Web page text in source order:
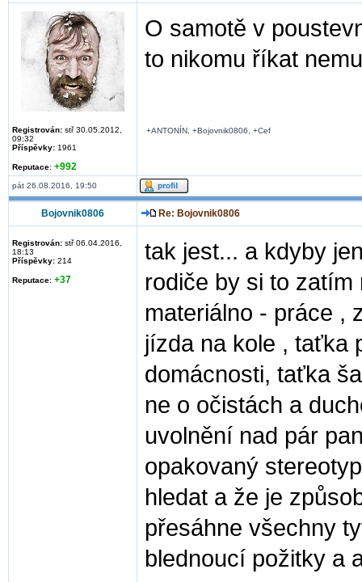
Registrován: stř 30.05.2012,
09:32
Příspěvky: 1961
Reputace: +992
O samotě v
to nikomu říkat
+ANTONÍN, +Bojovnik0806, +Cef
pát 26.08.2016, 19:50
Bojovnik0806 Re: Bojovnik0806
Registrován: stř 06.04.2016,
18:13
Příspěvky: 214
Reputace: +37
tak jest... a kdyby
rodiče by si to
materiálno - práce ,
jízda na kole , taťka
domácnosti, taťka
ne o očistách a
uvolnění nad pár
opakovaný
hledat a že je
přesáhne všechny
blednoucí požitky a